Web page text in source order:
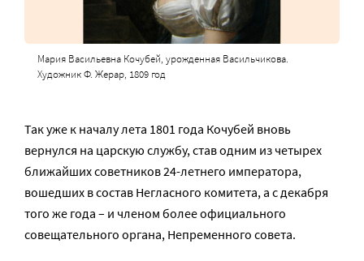
Мария Васильевна Кочубей, урожденная Васильчикова.
Художник Ф. Жерар, 1809 год
Так уже к началу лета 1801 года Кочубей вновь
вернулся на царскую службу, став одним из четырех
ближайших советников 24-летнего императора,
вошедших в состав Негласного комитета, а с декабря
того же года – и членом более официального
совещательного органа, Непременного совета.